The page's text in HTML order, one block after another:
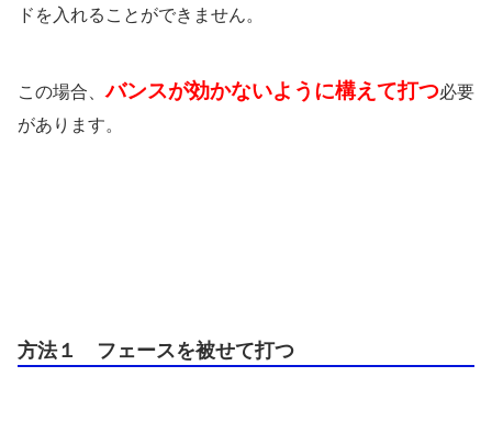
ドを入れることができません。
この場合、バンスが効かないように構えて打つ必要
があります。
方法１ フェースを被せて打つ